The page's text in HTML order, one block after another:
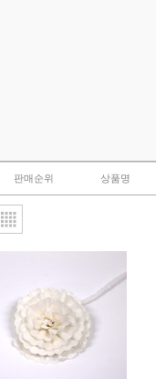
판매순위 상품명